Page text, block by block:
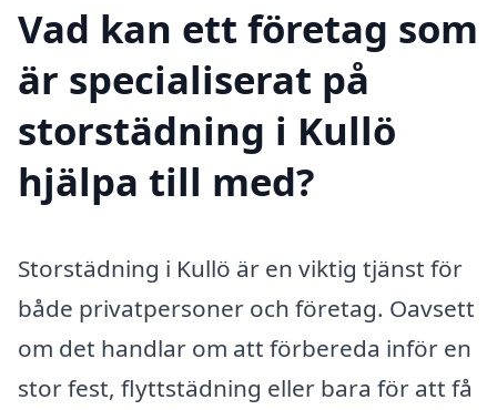
Vad kan ett företag som
är specialiserat på
storstädning i Kullö
hjälpa till med?
Storstädning i Kullö är en viktig tjänst för
både privatpersoner och företag. Oavsett
om det handlar om att förbereda inför en
stor fest, flyttstädning eller bara för att få